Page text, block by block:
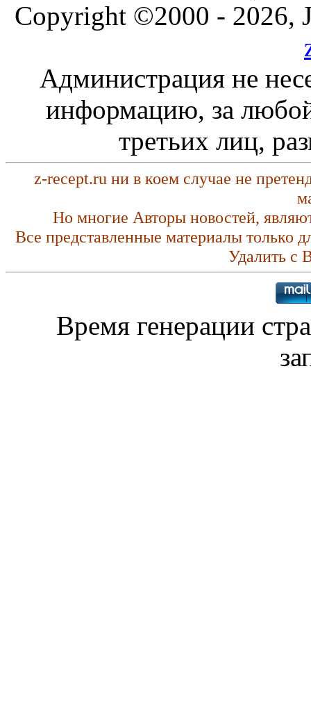
Copyright ©2000 - 2026,
Администрация не
информацию, за любой
третьих лиц,
z-recept.ru ни в коем случае не
Но многие Авторы новостей,
Все представленные материалы только
Удалить с
Время генерации